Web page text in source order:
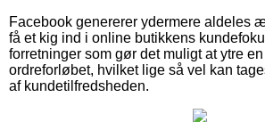
Facebook genererer ydermere aldeles
få et kig ind i online butikkens
forretninger som gør det muligt at ytre
ordreforløbet, hvilket lige så vel kan
af kundetilfredsheden.